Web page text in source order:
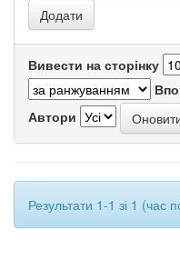
Вивести на сторінку
Автори
Результати 1-1 зі 1 (час